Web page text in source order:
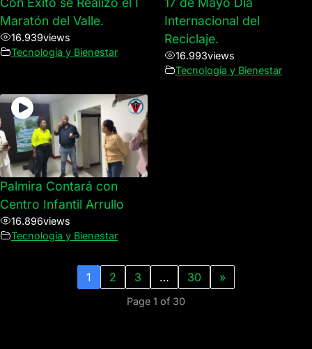
Maratón del Valle.
16.939views
Tecnologia y Bienestar
Internacional del
Reciclaje.
16.993views
Tecnologia y Bienestar
Palmira Contará con
Centro Infantil Arrullo
16.896views
Tecnologia y Bienestar
1 2 3 … 30 »
Page 1 of 30